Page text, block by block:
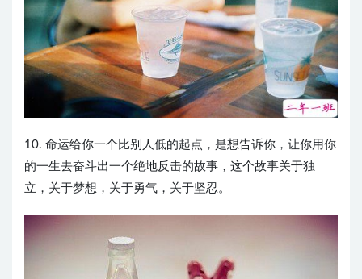
10. 命运给你一个比别人低的起点，是想告诉你，让你用你
的一生去奋斗出一个绝地反击的故事，这个故事关于独
立，关于梦想，关于勇气，关于坚忍。